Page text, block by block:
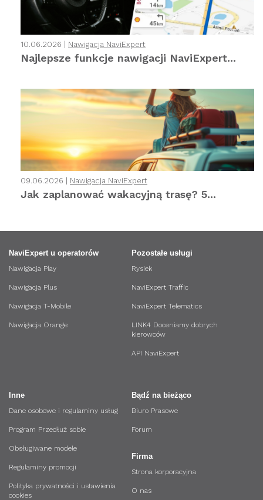
10.06.2026 | Nawigacja NaviExpert
Najlepsze funkcje nawigacji NaviExpert...
09.06.2026 | Nawigacja NaviExpert
Jak zaplanować wakacyjną trasę? 5...
NaviExpert u operatorów
Nawigacja Play
Nawigacja Plus
Nawigacja T-Mobile
Nawigacja Orange
Pozostałe usługi
Rysiek
NaviExpert Traffic
NaviExpert Telematics
LINK4 Doceniamy dobrych
kierowców
API NaviExpert
Bądź na bieżąco
Biuro Prasowe
Forum
Firma
Strona korporacyjna
O nas
Inne
Dane osobowe i regulaminy usług
Program Przedłuż sobie
Obsługiwane modele
Regulaminy promocji
Polityka prywatności i ustawienia
cookies